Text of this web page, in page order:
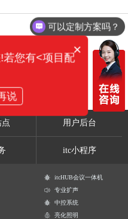
点 用户后台
itc小程序
itcHUB会议一体机
专业扩声
中控系统
亮化照明
可以定制方案吗？
×
若您有<项目配
说